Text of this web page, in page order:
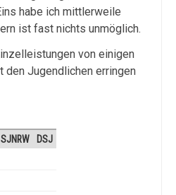
habe ich mittlerweile
ist fast nichts unmöglich.
von einigen
den Jugendlichen erringen
SJNRW DSJ